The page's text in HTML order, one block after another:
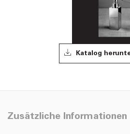
Katalog
Zusätzliche Informationen